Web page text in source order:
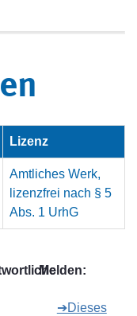
Lizenz
Amtliches Werk,
lizenzfrei nach § 5
Abs. 1 UrhG
Melden:
➔Dieses